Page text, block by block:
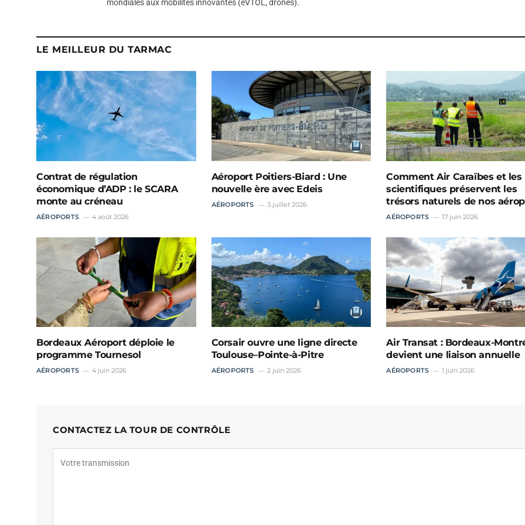
mondiales aux mobilités innovantes (eVTOL, drones).
LE MEILLEUR DU TARMAC
Contrat de régulation
économique d’ADP : le SCARA
monte au créneau
AÉROPORTS 4 août 2026
Aéroport Poitiers-Biard : Une
nouvelle ère avec Edeis
AÉROPORTS 3 juillet 2026
Comment Air Caraïbes et les
scientifiques préservent les
trésors naturels de nos
AÉROPORTS 17 juin 2026
Bordeaux Aéroport déploie le
programme Tournesol
AÉROPORTS 4 juin 2026
Corsair ouvre une ligne directe
Toulouse–Pointe-à-Pitre
AÉROPORTS 2 juin 2026
Air Transat : Bordeaux-
devient une liaison annuelle
AÉROPORTS 1 juin 2026
CONTACTEZ LA TOUR DE CONTRÔLE